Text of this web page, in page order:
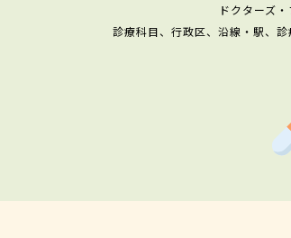
ドクターズ
診療科目、行政区、沿線・駅、